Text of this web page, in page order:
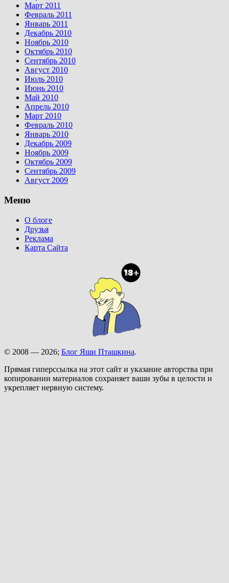
Март 2011
Февраль 2011
Январь 2011
Декабрь 2010
Ноябрь 2010
Октябрь 2010
Сентябрь 2010
Август 2010
Июль 2010
Июнь 2010
Май 2010
Апрель 2010
Март 2010
Февраль 2010
Январь 2010
Декабрь 2009
Ноябрь 2009
Октябрь 2009
Сентябрь 2009
Август 2009
Меню
О блоге
Друзья
Реклама
Карта Сайта
© 2008 — 2026; Блог Яши Пташкина.
Прямая гиперссылка на этот сайт и указание авторства при
копировании материалов сохраняет ваши зубы в целости и
укрепляет нервную систему.